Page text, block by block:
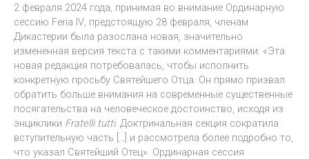
2 февраля 2024 года, принимая во внимание Ординарную
сессию Feria IV, предстоящую 28 февраля, членам
Дикастерии была разослана новая, значительно
измененная версия текста с такими комментариями: «Эта
новая редакция потребовалась, чтобы исполнить
конкретную просьбу Святейшего Отца. Он прямо призвал
обратить больше внимания на современные существенные
посягательства на человеческое достоинство, исходя из
энциклики Fratelli tutti. Доктринальная секция сократила
вступительную часть […] и рассмотрела более подробно то,
что указал Святейший Отец». Ординарная сессия